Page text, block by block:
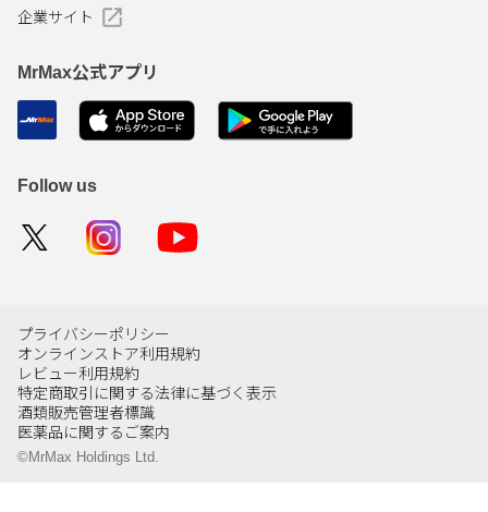
企業サイト
MrMax公式アプリ
Follow us
プライバシーポリシー
オンラインストア利用規約
レビュー利用規約
特定商取引に関する法律に基づく表示
酒類販売管理者標識
医薬品に関するご案内
©MrMax Holdings Ltd.